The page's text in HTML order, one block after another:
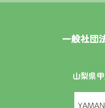
山梨県